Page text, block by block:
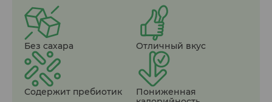
Без сахара Отличный вкус
Содержит пребиотик
Пониженная